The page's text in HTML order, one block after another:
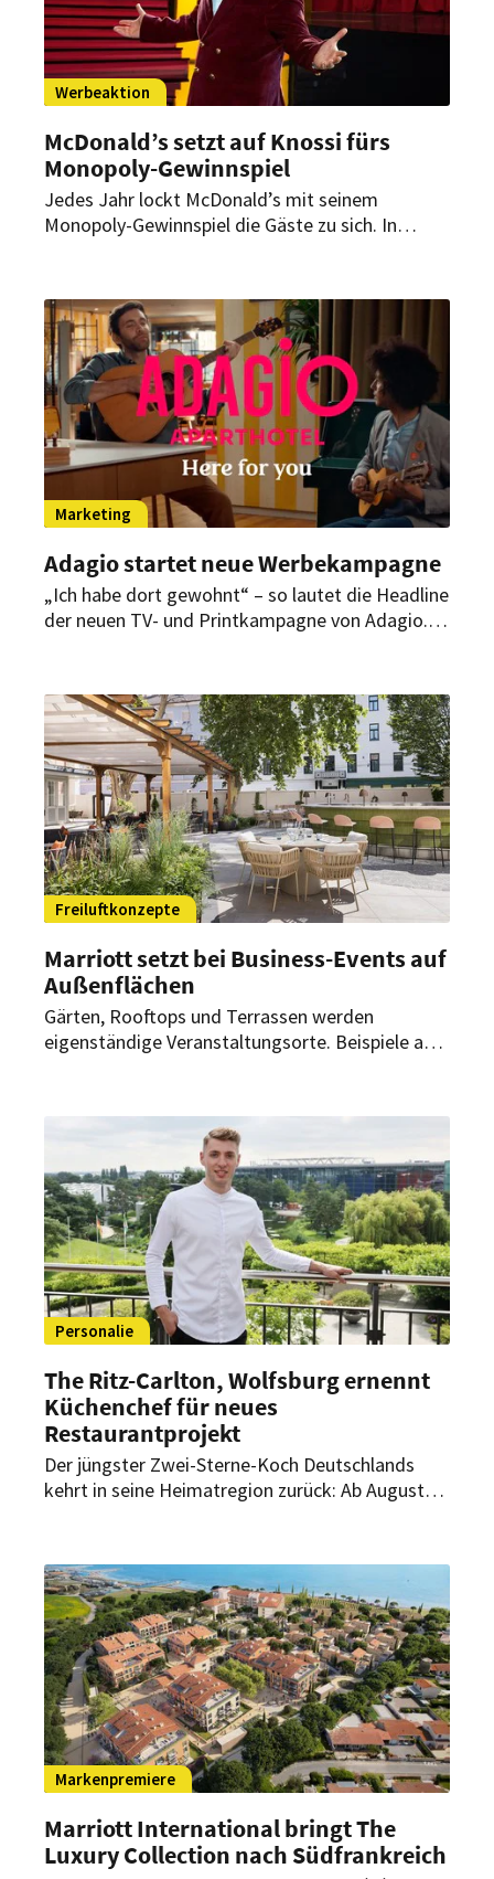
Werbeaktion
McDonald’s setzt auf Knossi fürs
Monopoly-Gewinnspiel
Jedes Jahr lockt McDonald’s mit seinem
Monopoly-Gewinnspiel die Gäste zu sich. In
Marketing
Adagio startet neue Werbekampagne
„Ich habe dort gewohnt“ – so lautet die Headline
der neuen TV- und Printkampagne von Adagio.
Freiluftkonzepte
Marriott setzt bei Business-Events auf
Außenflächen
Gärten, Rooftops und Terrassen werden
eigenständige Veranstaltungsorte. Beispiele aus
Freie verlagert werden.
Personalie
The Ritz-Carlton, Wolfsburg ernennt
Küchenchef für neues
Restaurantprojekt
Der jüngster Zwei-Sterne-Koch Deutschlands
kehrt in seine Heimatregion zurück: Ab August
Restaurantprojekts im The Ritz-Carlton,
Wolfsburg.
Markenpremiere
Marriott International bringt The
Luxury Collection nach Südfrankreich